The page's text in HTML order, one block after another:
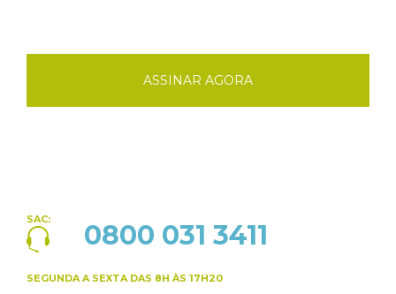
ASSINAR AGORA
SAC: 0800 031 3411
SEGUNDA A SEXTA DAS 8H ÀS 17H20